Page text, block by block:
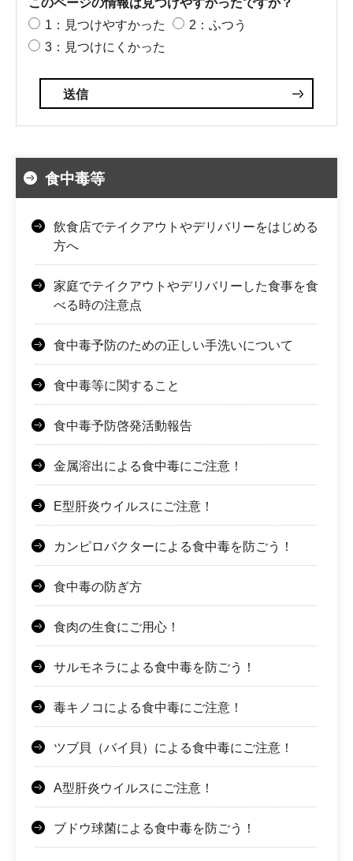
このページの情報は見つけやすかったですか？
1：見つけやすかった
2：ふつう
3：見つけにくかった
食中毒等
飲食店でテイクアウトやデリバリーをはじめる
方へ
家庭でテイクアウトやデリバリーした食事を食
べる時の注意点
食中毒予防のための正しい手洗いについて
食中毒等に関すること
食中毒予防啓発活動報告
金属溶出による食中毒にご注意！
E型肝炎ウイルスにご注意！
カンピロバクターによる食中毒を防ごう！
食中毒の防ぎ方
食肉の生食にご用心！
サルモネラによる食中毒を防ごう！
毒キノコによる食中毒にご注意！
ツブ貝（バイ貝）による食中毒にご注意！
A型肝炎ウイルスにご注意！
ブドウ球菌による食中毒を防ごう！